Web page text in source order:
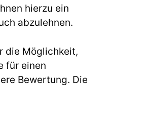
hierzu ein
abzulehnen.
die Möglichkeit,
für einen
Bewertung. Die